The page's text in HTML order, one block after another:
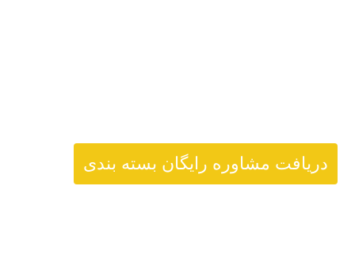
دریافت مشاوره رایگان بسته بندی